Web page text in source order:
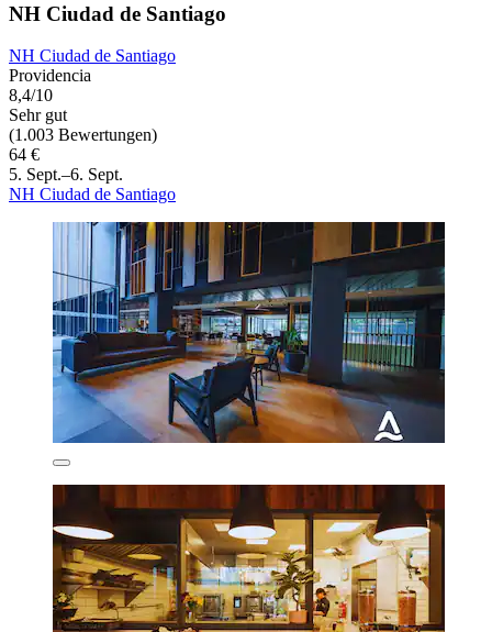
NH Ciudad de Santiago
NH Ciudad de Santiago
Providencia
8,4/10
Sehr gut
(1.003 Bewertungen)
64 €
5. Sept.–6. Sept.
NH Ciudad de Santiago